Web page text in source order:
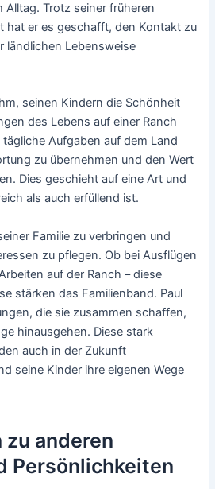
Alltag. Trotz seiner früheren
hat er es geschafft, den Kontakt zu
ländlichen Lebensweise
seinen Kindern die Schönheit
des Lebens auf einer Ranch
Aufgaben auf dem Land
zu übernehmen und den Wert
Dies geschieht auf eine Art und
als auch erfüllend ist.
Familie zu verbringen und
zu pflegen. Ob bei Ausflügen
auf der Ranch – diese
stärken das Familienband. Paul
die sie zusammen schaffen,
hinausgehen. Diese stark
auch in der Zukunft
seine Kinder ihre eigenen Wege
zu anderen
Persönlichkeiten